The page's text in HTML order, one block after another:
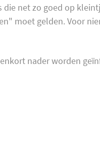
net zo goed op
moet gelden. Voor
nader worden